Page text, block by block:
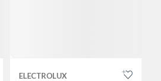
ELECTROLUX